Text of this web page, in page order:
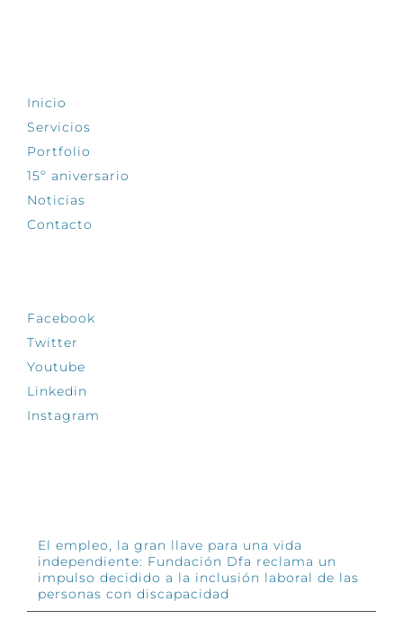
Inicio
Servicios
Portfolio
15º aniversario
Noticias
Contacto
Facebook
Twitter
Youtube
Linkedin
Instagram
El empleo, la gran llave para una vida
independiente: Fundación Dfa reclama un
impulso decidido a la inclusión laboral de las
personas con discapacidad